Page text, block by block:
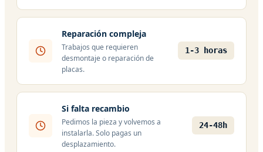
Reparación compleja
Trabajos que requieren
desmontaje o reparación de
placas.
1-3 horas
Si falta recambio
Pedimos la pieza y volvemos a
instalarla. Solo pagas un
desplazamiento.
24-48h